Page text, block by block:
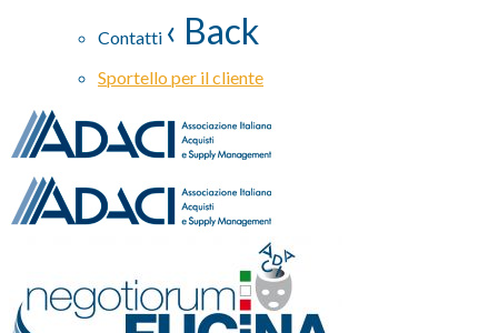
Contatti ‹ Back
Sportello per il cliente